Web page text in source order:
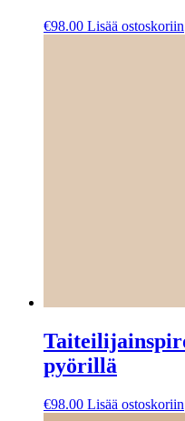
€98.00 Lisää ostoskoriin
pyörillä
€98.00 Lisää ostoskoriin